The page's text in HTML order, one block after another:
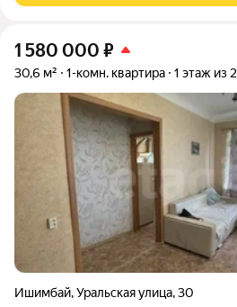
1 580 000 ₽
30,6 м² 1-комн. квартира 1 этаж из 2
Ишимбай,Уральская улица,30